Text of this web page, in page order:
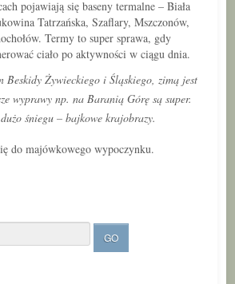
pojawiają się baseny termalne – Biała
Tatrzańska, Szaflary, Mszczonów,
Termy to super sprawa, gdy
ciało po aktywności w ciągu dnia.
Beskidy Żywieckiego i Śląskiego, zimą jest
wyprawy np. na Baranią Górę są super.
śniegu – bajkowe krajobrazy.
do majówkowego wypoczynku.